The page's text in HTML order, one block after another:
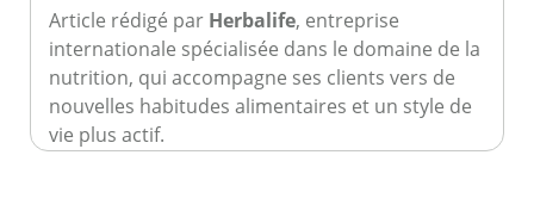
Article rédigé par Herbalife, entreprise
internationale spécialisée dans le domaine de la
nutrition, qui accompagne ses clients vers de
nouvelles habitudes alimentaires et un style de
vie plus actif.